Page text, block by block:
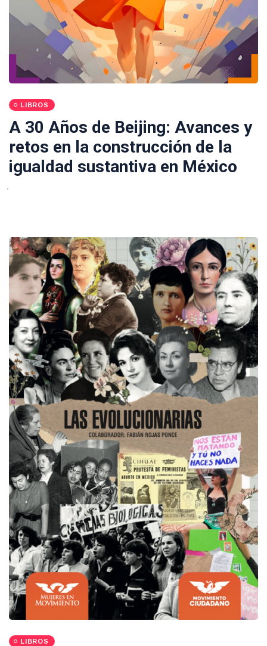
LIBROS
A 30 Años de Beijing: Avances y
retos en la construcción de la
igualdad sustantiva en México
LIBROS